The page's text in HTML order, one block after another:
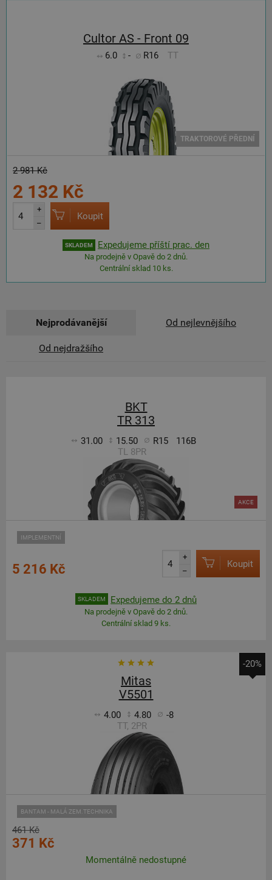
Cultor AS - Front 09
6.0 - R16 TT
TRAKTOROVÉ PŘEDNÍ
2 981 Kč
2 132 Kč
+
–
Koupit
SKLADEM Expedujeme příští prac. den
Na prodejně v Opavě do 2 dnů.
Centrální sklad 10 ks.
Nejprodávanější Od nejlevnějšího
Od nejdražšího
BKT
TR 313
31.00 15.50 R15
116B
TL 8PR
IMPLEMENTNÍ
AKCE
5 216 Kč
+
–
Koupit
SKLADEM Expedujeme do 2 dnů
Na prodejně v Opavě do 2 dnů.
Centrální sklad 9 ks.
-20%
Mitas
V5501
4.00 4.80
-8
TT, 2PR
BANTAM - MALÁ ZEM.TECHNIKA
461 Kč
371 Kč
Momentálně nedostupné